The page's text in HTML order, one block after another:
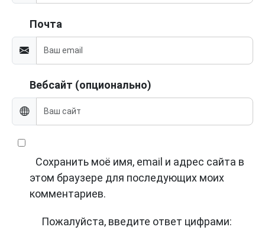
Почта
Вебсайт (опционально)
Сохранить моё имя, email и адрес сайта в
этом браузере для последующих моих
комментариев.
Пожалуйста, введите ответ цифрами: